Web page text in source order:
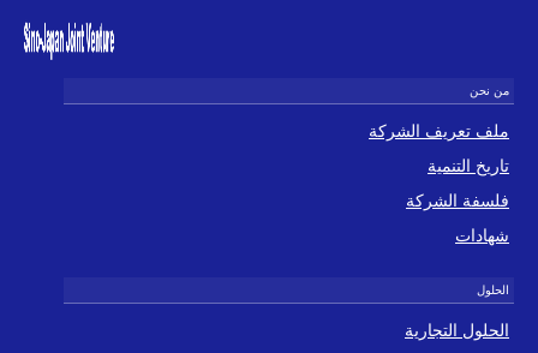
ملف تعريف الشركة
تاريخ التنمية
فلسفة الشركة
شهادات
الحلول التجارية